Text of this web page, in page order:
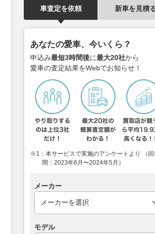
車査定を依頼 新車を見積
あなたの愛車、今いくら？
申込み最短3時間後に最大20社から
愛車の査定結果をWebでお知らせ！
※1：本サービスで実施のアンケートより （回
間：2023年6月〜2024年5月）
メーカー
モデル